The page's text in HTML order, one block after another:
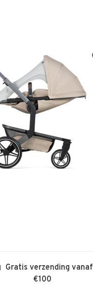
Gratis verzending vanaf
€100